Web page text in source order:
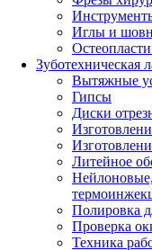
Иглы и
Зуботехническая
Вытяжные
Гипсы
Диски
Литейное
Полировка
Проверка
Техника